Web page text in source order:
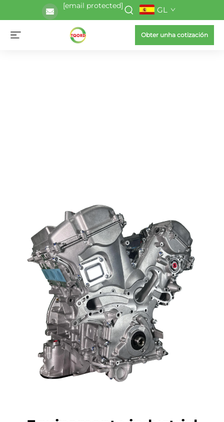
[email protected] GL
Obter unha cotización